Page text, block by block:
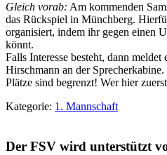
Gleich vorab: Am kommenden
das Rückspiel in Münchberg.
organisiert, indem ihr gegen einen
könnt.
Falls Interesse besteht, dann meldet
Hirschmann an der Sprecherkabine.
Plätze sind begrenzt! Wer hier
Kategorie: 1. Mannschaft
Der FSV wird unterstützt